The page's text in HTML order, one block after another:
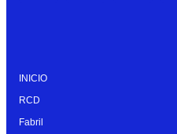
INICIO
RCD
Fabril